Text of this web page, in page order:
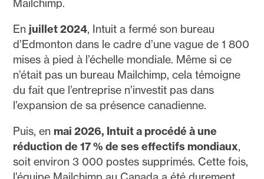
Mailchimp.
En juillet 2024, Intuit a fermé son bureau
d’Edmonton dans le cadre d’une vague de 1 800
mises à pied à l’échelle mondiale. Même si ce
n’était pas un bureau Mailchimp, cela témoigne
du fait que l’entreprise n’investit pas dans
l’expansion de sa présence canadienne.
Puis, en mai 2026, Intuit a procédé à une
réduction de 17 % de ses effectifs mondiaux,
soit environ 3 000 postes supprimés. Cette fois,